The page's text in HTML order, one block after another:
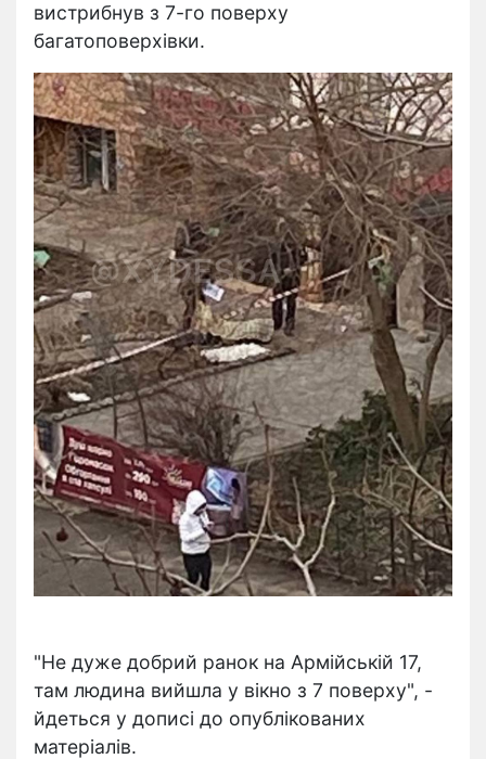
вистрибнув з 7-го поверху
багатоповерхівки.
"Не дуже добрий ранок на Армійській 17,
там людина вийшла у вікно з 7 поверху", -
йдеться у дописі до опублікованих
матеріалів.